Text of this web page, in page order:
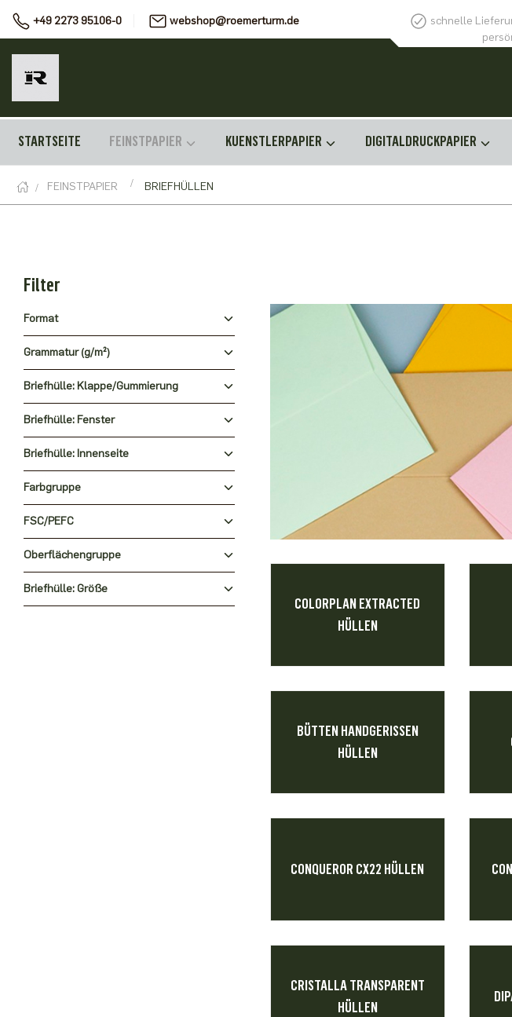
+49 2273 95106-0 webshop@roemerturm.de schnelle
STARTSEITE FEINSTPAPIER KUENSTLERPAPIER DIGITALDRUCKPAPIER
FEINSTPAPIER BRIEFHÜLLEN
Filter
Format
Grammatur (g/m²)
Briefhülle: Klappe/Gummierung
Briefhülle: Fenster
Briefhülle: Innenseite
Farbgruppe
FSC/PEFC
Oberflächengruppe
Briefhülle: Größe
COLORPLAN EXTRACTED
HÜLLEN
BÜTTEN HANDGERISSEN
HÜLLEN
CONQUEROR CX22 HÜLLEN
CRISTALLA TRANSPARENT
HÜLLEN